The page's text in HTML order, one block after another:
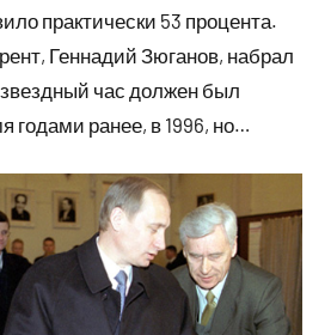
практически 53 процента.
Геннадий Зюганов, набрал
час должен был
годами ранее, в 1996, но…